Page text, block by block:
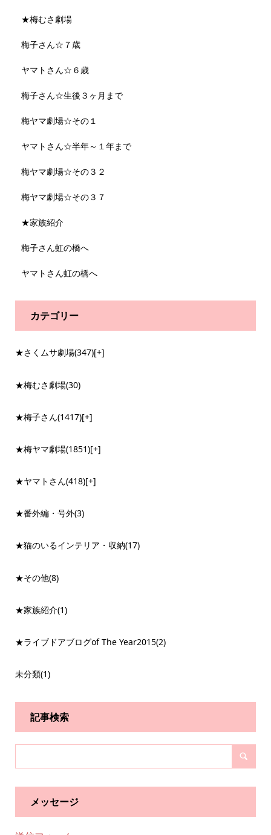
★梅むさ劇場
梅子さん☆７歳
ヤマトさん☆６歳
梅子さん☆生後３ヶ月まで
梅ヤマ劇場☆その１
ヤマトさん☆半年～１年まで
梅ヤマ劇場☆その３２
梅ヤマ劇場☆その３７
★家族紹介
梅子さん虹の橋へ
ヤマトさん虹の橋へ
カテゴリー
★さくムサ劇場(347)[+]
★梅むさ劇場(30)
★梅子さん(1417)[+]
★梅ヤマ劇場(1851)[+]
★ヤマトさん(418)[+]
★番外編・号外(3)
★猫のいるインテリア・収納(17)
★その他(8)
★家族紹介(1)
★ライブドアブログof The Year2015(2)
未分類(1)
記事検索
メッセージ